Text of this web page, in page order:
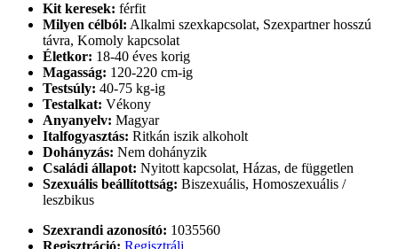
Kit keresek: férfit
Milyen célból: Alkalmi szexkapcsolat, Szexpartner hosszú
távra, Komoly kapcsolat
Életkor: 18-40 éves korig
Magasság: 120-220 cm-ig
Testsúly: 40-75 kg-ig
Testalkat: Vékony
Anyanyelv: Magyar
Italfogyasztás: Ritkán iszik alkoholt
Dohányzás: Nem dohányzik
Családi állapot: Nyitott kapcsolat, Házas, de független
Szexuális beállítottság: Biszexuális, Homoszexuális /
leszbikus
Szexrandi azonosító: 1035560